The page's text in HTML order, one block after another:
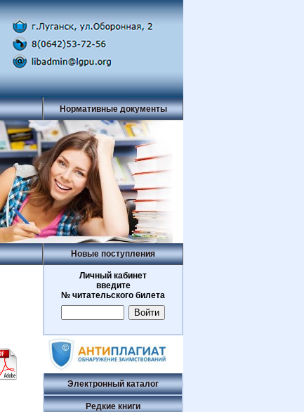
Нормативные документы
Новые поступления
Личный кабинет
введите
№ читательского билета
Электронный каталог
Редкие книги